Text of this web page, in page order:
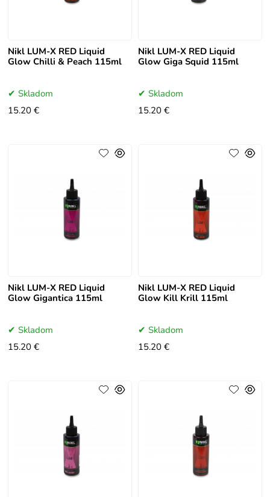
Nikl LUM-X RED Liquid
Glow Chilli & Peach 115ml
Skladom
15.20 €
Nikl LUM-X RED Liquid
Glow Giga Squid 115ml
Skladom
15.20 €
Nikl LUM-X RED Liquid
Glow Gigantica 115ml
Skladom
15.20 €
Nikl LUM-X RED Liquid
Glow Kill Krill 115ml
Skladom
15.20 €